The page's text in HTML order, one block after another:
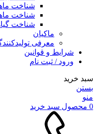
شناخت
شناخت
شناخت
ماکیان
معرفی
شرایط و قوانین
ورود / ثبت نام
سبد خرید
بستن
منو
0 محصول سبد خرید